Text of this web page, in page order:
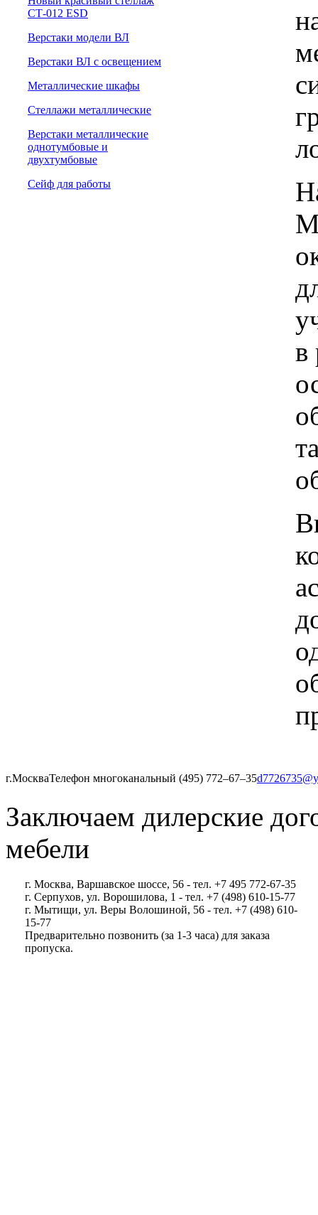
СТ-012 ESD
Верстаки модели ВЛ
Верстаки ВЛ с освещением
Металлические шкафы
Стеллажи металлические
Верстаки металлические
однотумбовые и
двухтумбовые
Сейф для работы
в
г.МоскваТелефон многоканальный (495) 772‒67‒35
Заключаем дилерские
мебели
г. Москва, Варшавское шоссе, 56 - тел. +7 495 772-67-35
г. Серпухов, ул. Ворошилова, 1 - тел. +7 (498) 610-15-77
г. Мытищи, ул. Веры Волошиной, 56 - тел. +7 (498) 610-
15-77
Предварительно позвонить (за 1-3 часа) для заказа
пропуска.